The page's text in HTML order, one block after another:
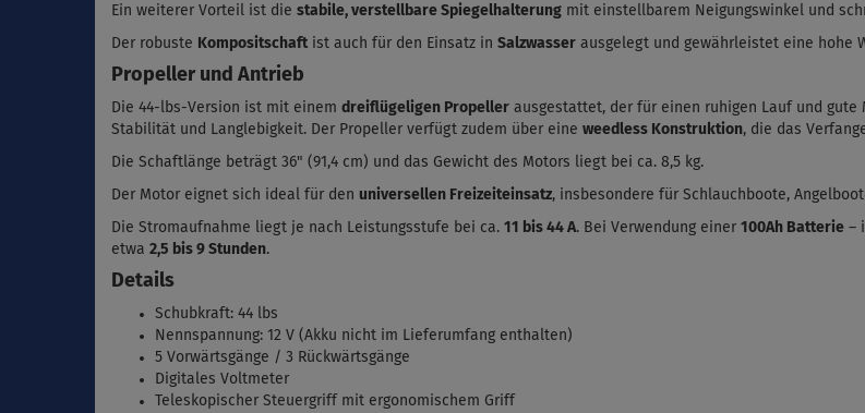
Ein weiterer Vorteil ist die stabile, verstellbare Spiegelhalterung mit einstellbarem Neigungswinkel und
Der robuste Kompositschaft ist auch für den Einsatz in Salzwasser ausgelegt und gewährleistet eine hohe
Propeller und Antrieb
Die 44-lbs-Version ist mit einem dreiflügeligen Propeller ausgestattet, der für einen ruhigen Lauf und
Stabilität und Langlebigkeit. Der Propeller verfügt zudem über eine weedless Konstruktion, die das
Die Schaftlänge beträgt 36" (91,4 cm) und das Gewicht des Motors liegt bei ca. 8,5 kg.
Der Motor eignet sich ideal für den universellen Freizeiteinsatz, insbesondere für Schlauchboote,
Die Stromaufnahme liegt je nach Leistungsstufe bei ca. 11 bis 44 A. Bei Verwendung einer 100Ah Batterie –
etwa 2,5 bis 9 Stunden.
Details
Schubkraft: 44 lbs
Nennspannung: 12 V (Akku nicht im Lieferumfang enthalten)
5 Vorwärtsgänge / 3 Rückwärtsgänge
Digitales Voltmeter
Teleskopischer Steuergriff mit ergonomischem Griff